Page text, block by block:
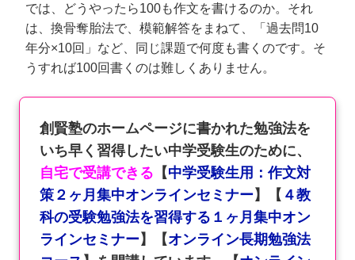
では、どうやったら100も作文を書けるのか。それ
は、換骨奪胎法で、模範解答をまねて、「過去問10
年分×10回」など、同じ課題で何度も書くのです。そ
うすれば100回書くのは難しくありません。
創賢塾のホームページに書かれた勉強法を
いち早く習得したい中学受験生のために、
自宅で受講できる 【中学受験生用：作文対
策２ヶ月集中オンラインセミナー】【 ４教
科の受験勉強法を習得する１ヶ月集中オン
ラインセミナー】【オンライン長期勉強法